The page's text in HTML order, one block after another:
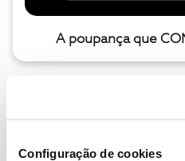
Configuração de cookies
A poupança que